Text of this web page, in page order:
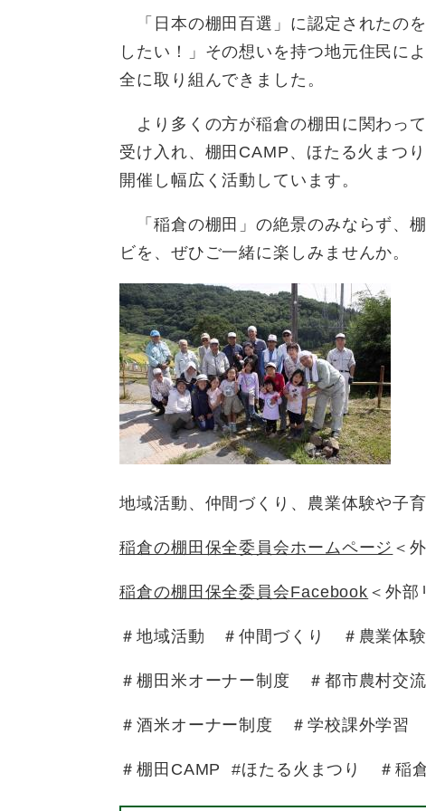
「日本の棚田百選」に認定されたの
したい！」その想いを持つ地元住民に
全に取り組んできました。
より多くの方が稲倉の棚田に関わっ
受け入れ、棚田CAMP、ほたる火まつ
開催し幅広く活動しています。
「稲倉の棚田」の絶景のみならず、
ビを、ぜひご一緒に楽しみませんか。
地域活動、仲間づくり、農業体験や子
稲倉の棚田保全委員会ホームページ ＜
稲倉の棚田保全委員会Facebook ＜外部
＃地域活動 ＃仲間づくり ＃農業体
＃棚田米オーナー制度 ＃都市農村交
＃酒米オーナー制度 ＃学校課外学習
＃棚田CAMP #ほたる火まつり ＃稲倉